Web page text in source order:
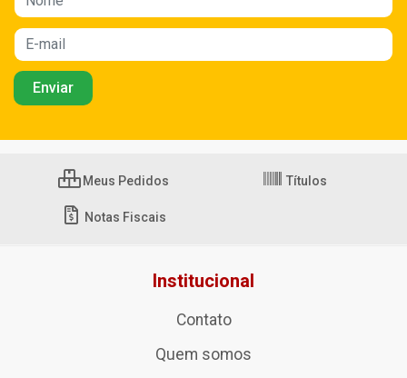
Meus Pedidos Títulos
Notas Fiscais
Institucional
Contato
Quem somos